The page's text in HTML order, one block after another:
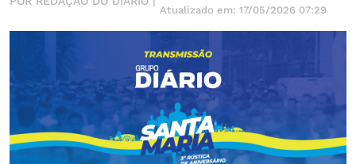
Atualizado em: 17/05/2026 07:29